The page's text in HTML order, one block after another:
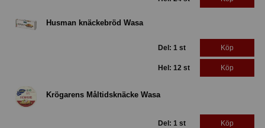
Husman knäckebröd Wasa
Del: 1 st Köp
Hel: 12 st Köp
Krögarens Måltidsknäcke Wasa
Del: 1 st Köp